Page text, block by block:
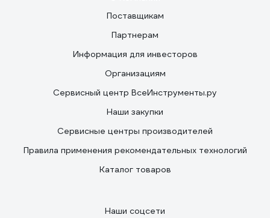
Поставщикам
Партнерам
Информация для инвесторов
Организациям
Сервисный центр ВсеИнструменты.ру
Наши закупки
Сервисные центры производителей
Правила применения рекомендательных технологий
Каталог товаров
Наши соцсети